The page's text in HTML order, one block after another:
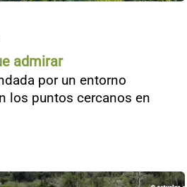
admirar
por un entorno
los puntos cercanos en